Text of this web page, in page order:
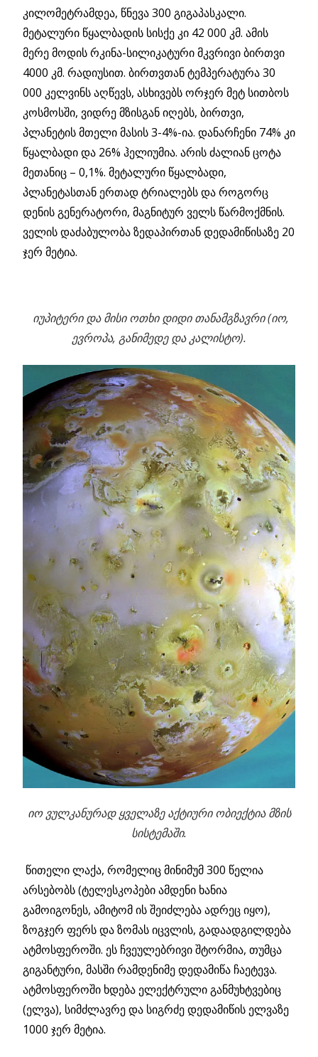
კილომეტრამდეა, წნევა 300 გიგაპასკალი.
მეტალური წყალბადის სისქე კი 42 000 კმ. ამის
მერე მოდის რკინა-სილიკატური მკვრივი ბირთვი
4000 კმ. რადიუსით. ბირთვთან ტემპერატურა 30
000 კელვინს აღწევს, ასხივებს ორჯერ მეტ სითბოს
კოსმოსში, ვიდრე მზისგან იღებს, ბირთვი,
პლანეტის მთელი მასის 3-4%-ია. დანარჩენი 74% კი
წყალბადი და 26% ჰელიუმია. არის ძალიან ცოტა
მეთანიც – 0,1%. მეტალური წყალბადი,
პლანეტასთან ერთად ტრიალებს და როგორც
დენის გენერატორი, მაგნიტურ ველს წარმოქმნის.
ველის დაძაბულობა ზედაპირთან დედამიწისაზე 20
ჯერ მეტია.
იუპიტერი და მისი ოთხი დიდი თანამგზავრი (იო,
ევროპა, განიმედე და კალისტო).
იო ვულკანურად ყველაზე აქტიური ობიექტია მზის
სისტემაში.
წითელი ლაქა, რომელიც მინიმუმ 300 წელია
არსებობს (ტელესკოპები ამდენი ხანია
გამოიგონეს, ამიტომ ის შეიძლება ადრეც იყო),
ზოგჯერ ფერს და ზომას იცვლის, გადაადგილდება
ატმოსფეროში. ეს ჩვეულებრივი შტორმია, თუმცა
გიგანტური, მასში რამდენიმე დედამიწა ჩაეტევა.
ატმოსფეროში ხდება ელექტრული განმუხტვებიც
(ელვა), სიმძლავრე და სიგრძე დედამიწის ელვაზე
1000 ჯერ მეტია.